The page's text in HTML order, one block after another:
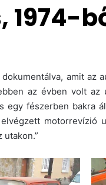
1974-
amit az
az évben volt az
fészerben bakra
motorrevízió